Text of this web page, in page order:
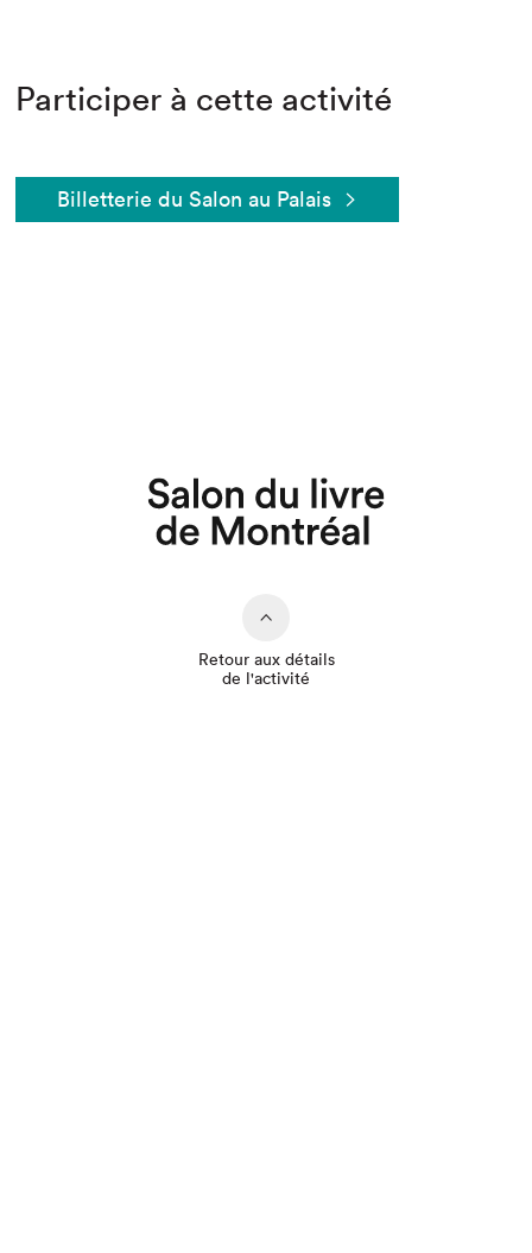
Participer à cette activité
Billetterie du Salon au Palais
Retour aux détails
de l'activité